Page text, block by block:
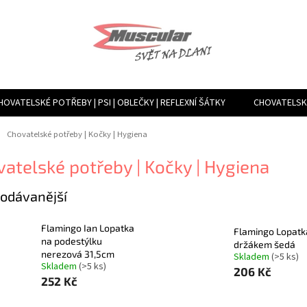
POTŘEBY | PSI | OBLEČKY | REFLEXNÍ ŠÁTKY
VLHKOSTI, VENTILACE, FILTRY | MLHOVAČE A ROSÍCÍ ZAŘÍZENÍ
Chovatelské potřeby | Kočky | Hygiena
potřeby | Kočky | Hygiena
Flamingo Ian Lopatka
na podestýlku
nerezová 31,5cm
Skladem (>5 ks)
252 Kč
Flamingo
držákem šedá
Skladem (>5 ks)
206 Kč